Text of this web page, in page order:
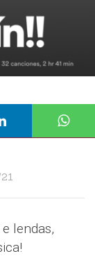
lendas,